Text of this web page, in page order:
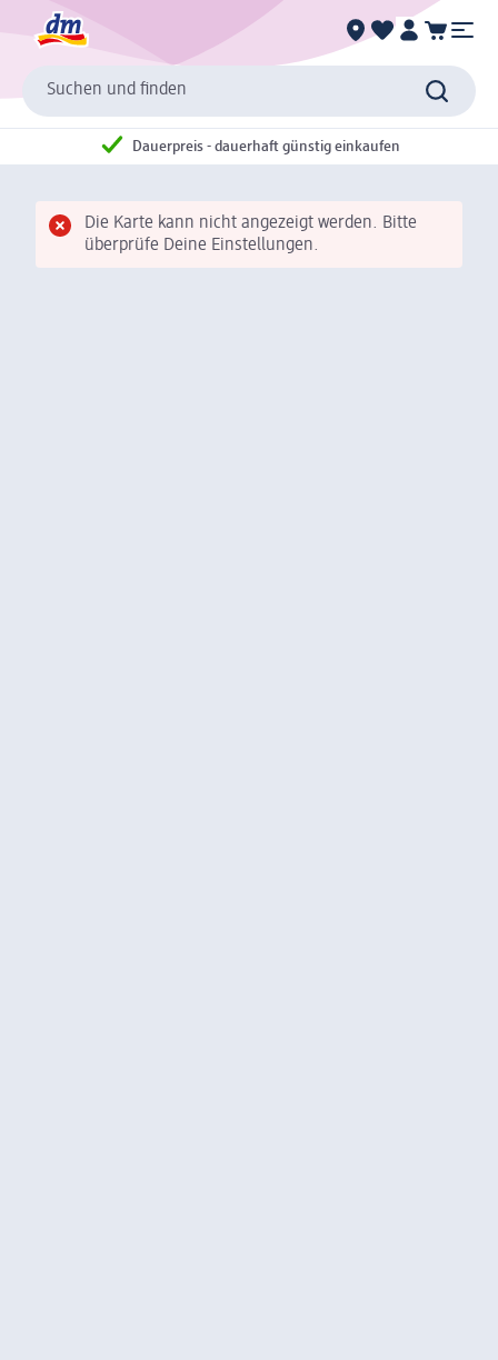
Suchen und finden
Dauerpreis - dauerhaft günstig einkaufen
Die Karte kann nicht angezeigt werden. Bitte
überprüfe Deine Einstellungen.